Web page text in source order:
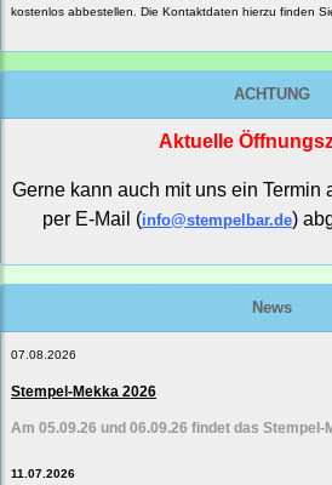
kostenlos abbestellen. Die Kontaktdaten hierzu finden
ACHTUNG
Aktuelle
Gerne kann auch mit uns ein Termin
per E-Mail (info@stempelbar.de)
News
07.08.2026
Stempel-Mekka 2026
Am 05.09.26 und 06.09.26 findet das
11.07.2026